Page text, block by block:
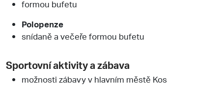
formou bufetu
Polopenze
snídaně a večeře formou bufetu
Sportovní aktivity a zábava
možnosti zábavy v hlavním městě Kos